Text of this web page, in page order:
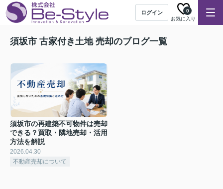
ログイン
お気に入り
0
須坂市 古家付き土地 売却のブログ一覧
須坂市の再建築不可物件は売却
できる？買取・隣地売却・活用
方法を解説
2026.04.30
不動産売却について